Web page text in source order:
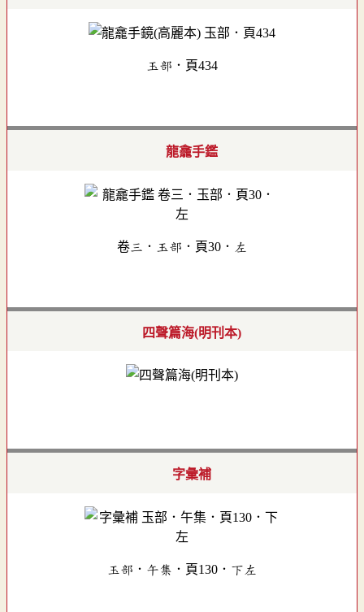
玉部．頁434
龍龕手鑑
卷三．玉部．頁30．左
四聲篇海(明刊本)
字彙補
玉部．午集．頁130．下左